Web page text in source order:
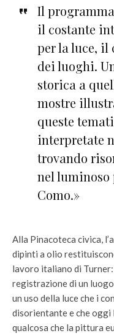
Il
il costante
per la luce, il
dei luoghi.
storica a
mostre
queste
interpretate
trovando
nel luminoso
Como.»
Alla Pinacoteca civica,
dipinti a olio
lavoro italiano di
registrazione di un
un uso della luce che i
disorientante e che
qualcosa che la pittura